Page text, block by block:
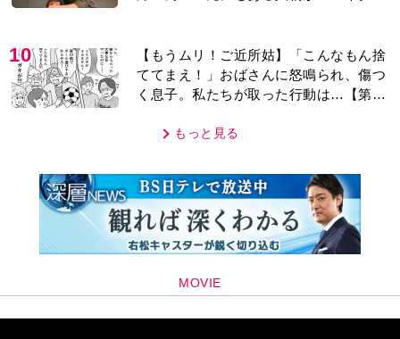
10
【もうムリ！ご近所姑】「こんなもん捨
ててまえ！」おばさんに怒鳴られ、傷つ
く息子。私たちが取った行動は…【第3
もっと見る
MOVIE